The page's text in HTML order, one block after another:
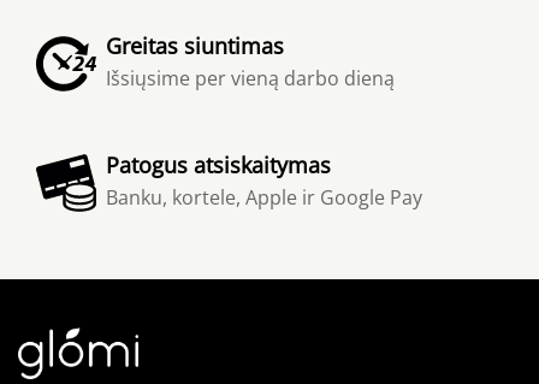
Greitas siuntimas
Išsiųsime per vieną darbo dieną
Patogus atsiskaitymas
Banku, kortele, Apple ir Google Pay